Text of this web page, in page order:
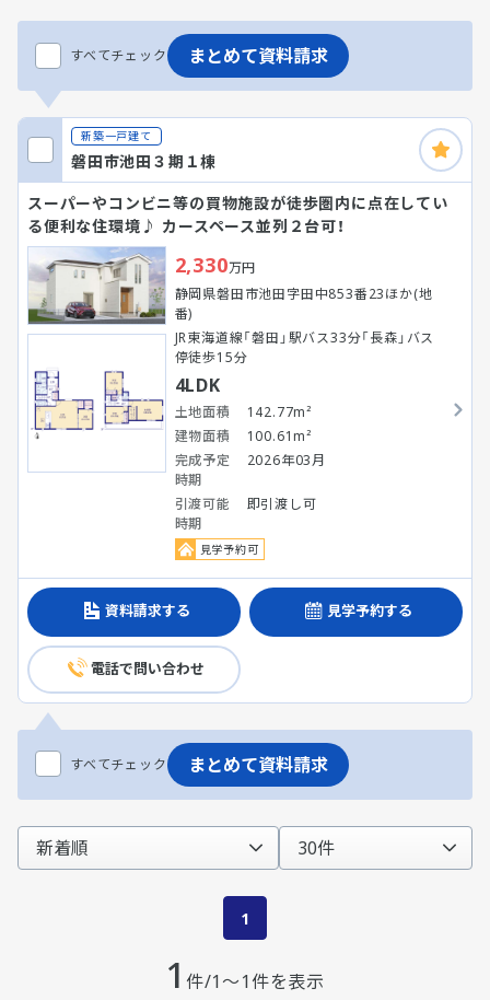
すべてチェック まとめて資料請求
新築一戸建て
磐田市池田３期１棟
スーパーやコンビニ等の買物施設が徒歩圏内に点在してい
る便利な住環境♪ カースペース並列２台可！
2,330万円
静岡県磐田市池田字田中853番23ほか(地
番)
JR東海道線「磐田」駅バス33分「長森」バス
停徒歩15分
4LDK
土地面積
142.77m²
建物面積
100.61m²
完成予定
時期
2026年03月
引渡可能
時期
即引渡し可
見学予約可
資料請求する 見学予約する
電話で問い合わせ
すべてチェック まとめて資料請求
1 件/1～1件を表示
1